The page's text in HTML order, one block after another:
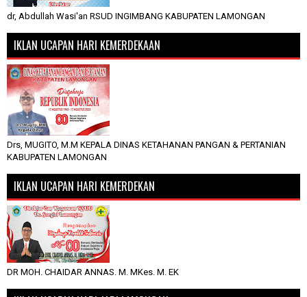
dr, Abdullah Wasi'an RSUD INGIMBANG KABUPATEN LAMONGAN
IKLAN UCAPAN HARI KEMERDEKAAN
Drs, MUGITO, M.M KEPALA DINAS KETAHANAN PANGAN & PERTANIAN
KABUPATEN LAMONGAN
IKLAN UCAPAN HARI KEMERDEKAN
DR MOH. CHAIDAR ANNAS. M. MKes. M. EK